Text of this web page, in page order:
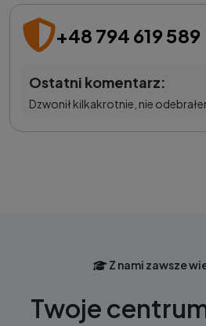
+48 794 619 589
Ostatni komentarz:
Dzwonił kilkakrotnie, nie
Z nami zawsze
Twoje